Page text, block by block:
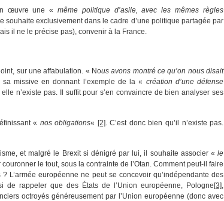
œuvre une « même politique d’asile, avec les mêmes règles
souhaite exclusivement dans le cadre d’une politique partagée par
il ne le précise pas), convenir à la France.
sur une affabulation. « Nous avons montré ce qu’on nous disait
missive en donnant l’exemple de la « création d’une défense
n’existe pas. Il suffit pour s’en convaincre de bien analyser ses
« nos obligations« [2]. C’est donc bien qu’il n’existe pas.
et malgré le Brexit si dénigré par lui, il souhaite associer « le
le tout, sous la contrainte de l’Otan. Comment peut-il faire
L’armée européenne ne peut se concevoir qu’indépendante des
de rappeler que des États de l’Union européenne, Pologne [3],
octroyés généreusement par l’Union européenne (donc avec